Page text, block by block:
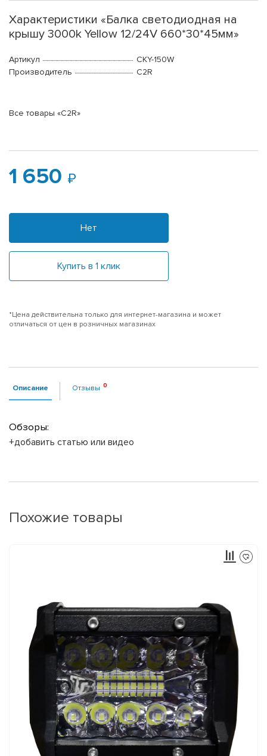
Характеристики «Балка светодиодная на
крышу 3000k Yellow 12/24V 660*30*45мм»
Артикул
CKY-150W
Производитель
C2R
Все товары «C2R»
1 650
Нет
Купить в 1 клик
*Цена действительна только для интернет-магазина и может
отличаться от цен в розничных магазинах
Описание Отзывы
Обзоры:
+добавить статью или видео
Похожие товары